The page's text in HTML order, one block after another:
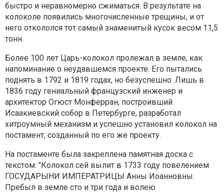
быстро и неравномерно сжиматься. В результате на
колоколе появились многочисленные трещины, и от
него откололся тот самый знаменитый кусок весом 11,5
тонн.
Более 100 лет Царь-колокол пролежал в земле, как
напоминание о неудавшемся проекте. Его пытались
поднять в 1792 и 1819 годах, но безуспешно. Лишь в
1836 году гениальный французский инженер и
архитектор Огюст Монферран, построивший
Исаакиевский собор в Петербурге, разработал
хитроумный механизм и успешно установил колокол на
постамент, созданный по его же проекту.
На постаменте была закреплена памятная доска с
текстом: "Колокол сей вылит в 1733 году повелением
ГОСУДАРЫНИ ИМПЕРАТРИЦЫ Анны Иоанновны.
Пребыл в земле сто и три года и волею